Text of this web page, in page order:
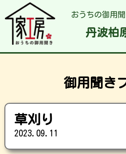
おうちの御用
丹波柏
御用聞き
草刈り
2023.09.11